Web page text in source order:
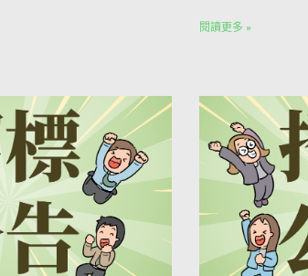
閱讀更多 »